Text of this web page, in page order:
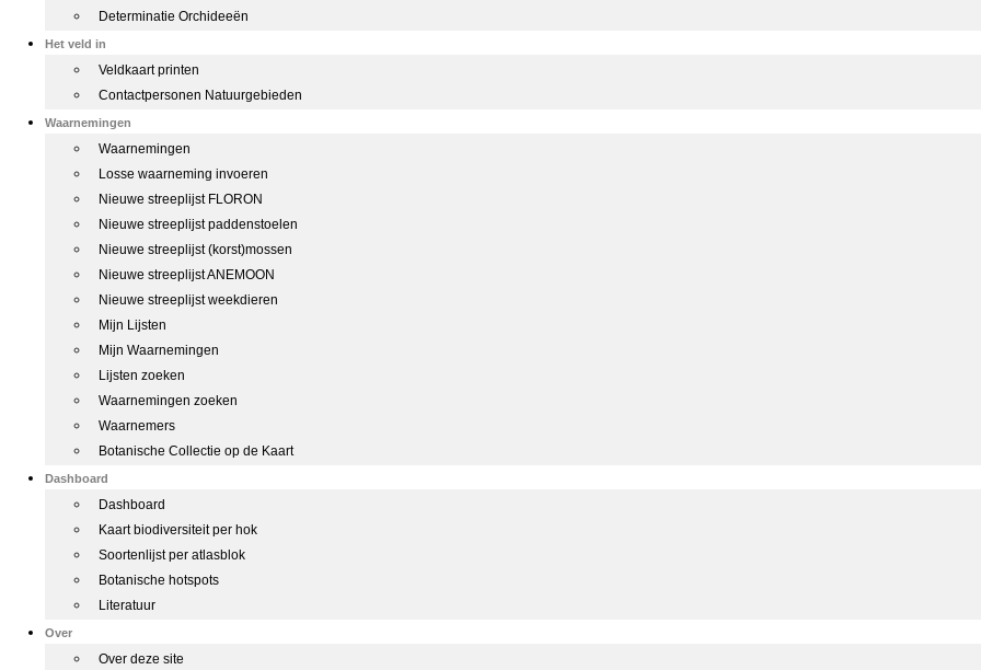
Determinatie Orchideeën
Het veld in
Veldkaart printen
Contactpersonen Natuurgebieden
Waarnemingen
Waarnemingen
Losse waarneming invoeren
Nieuwe streeplijst FLORON
Nieuwe streeplijst paddenstoelen
Nieuwe streeplijst (korst)mossen
Nieuwe streeplijst ANEMOON
Nieuwe streeplijst weekdieren
Mijn Lijsten
Mijn Waarnemingen
Lijsten zoeken
Waarnemingen zoeken
Waarnemers
Botanische Collectie op de Kaart
Dashboard
Dashboard
Kaart biodiversiteit per hok
Soortenlijst per atlasblok
Botanische hotspots
Literatuur
Over
Over deze site